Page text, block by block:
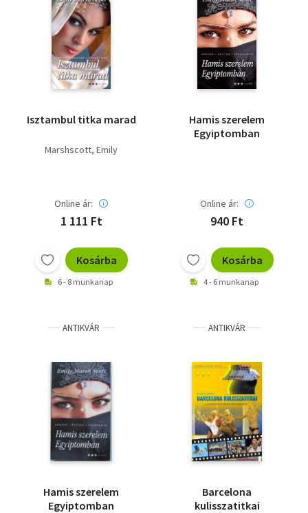
Isztambul titka marad
Marshscott, Emily
Online ár:
1 111 Ft
Kosárba
6 - 8 munkanap
Hamis szerelem
Egyiptomban
Online ár:
940 Ft
Kosárba
4 - 6 munkanap
ANTIKVÁR
Hamis szerelem
Egyiptomban
ANTIKVÁR
Barcelona
kulisszatitkai